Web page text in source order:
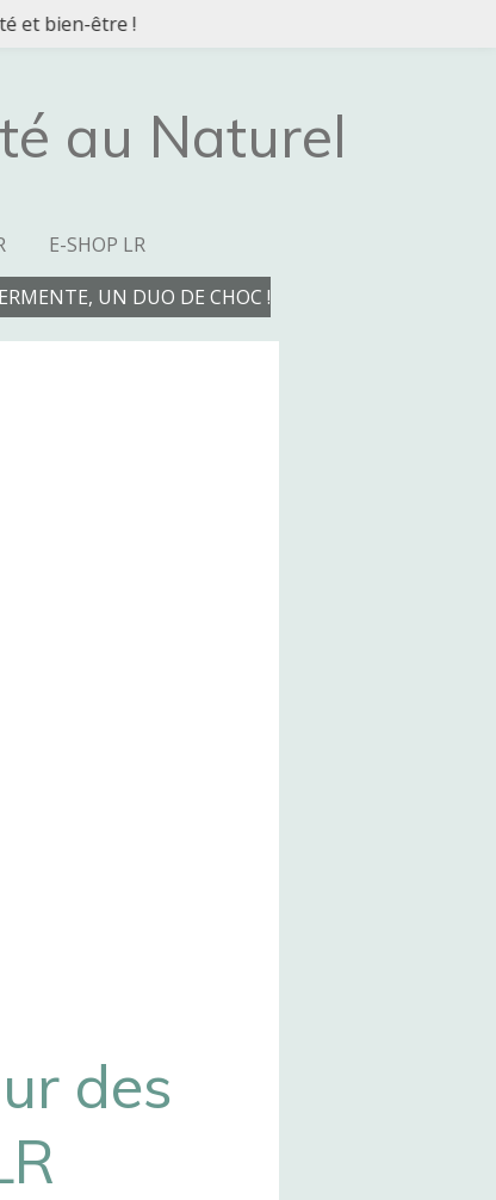
et bien-être !
au Naturel
E-SHOP LR
UN DUO DE CHOC !
des